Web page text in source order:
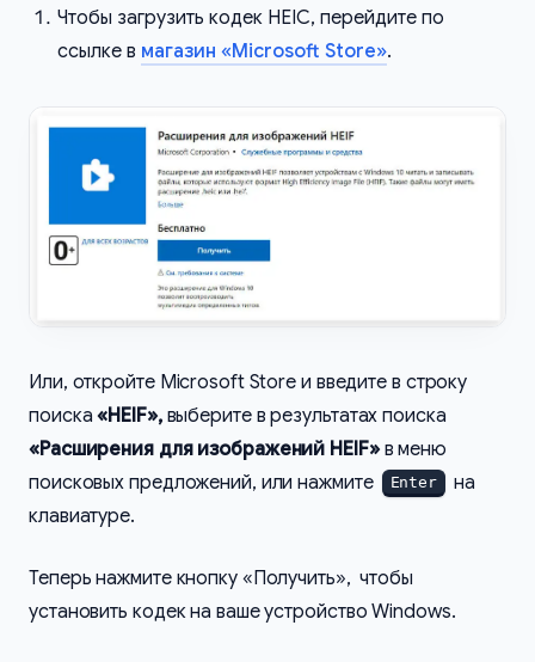
Чтобы загрузить кодек HEIC, перейдите по
ссылке в магазин «Microsoft Store».
Или, откройте Microsoft Store и введите в строку
поиска«HEIF», выберите в результатах поиска
«Расширения для изображений HEIF»в меню
поисковых предложений, или нажмите
Enter
на
клавиатуре.
Теперь нажмите кнопку «Получить», чтобы
установить кодек на ваше устройство Windows.